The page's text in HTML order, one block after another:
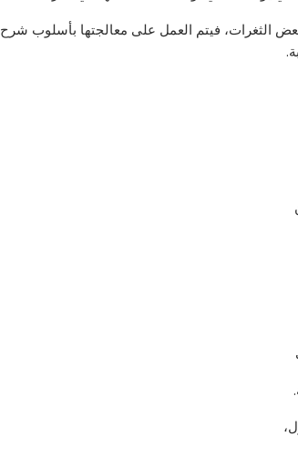
الثغرات، فيتم العمل على معالجتها بأسلوب شرح